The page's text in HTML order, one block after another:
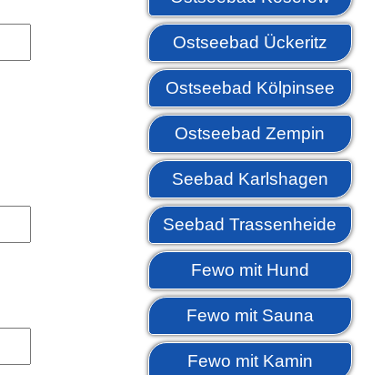
Ostseebad Ückeritz
Ostseebad Kölpinsee
Ostseebad Zempin
Seebad Karlshagen
Seebad Trassenheide
Fewo mit Hund
Fewo mit Sauna
Fewo mit Kamin